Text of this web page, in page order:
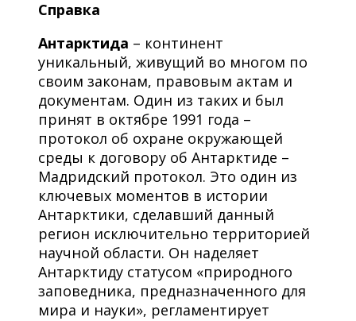
Справка
Антарктида – континент
уникальный, живущий во многом по
своим законам, правовым актам и
документам. Один из таких и был
принят в октябре 1991 года –
протокол об охране окружающей
среды к договору об Антарктиде –
Мадридский протокол. Это один из
ключевых моментов в истории
Антарктики, сделавший данный
регион исключительно территорией
научной области. Он наделяет
Антарктиду статусом «природного
заповедника, предназначенного для
мира и науки», регламентирует